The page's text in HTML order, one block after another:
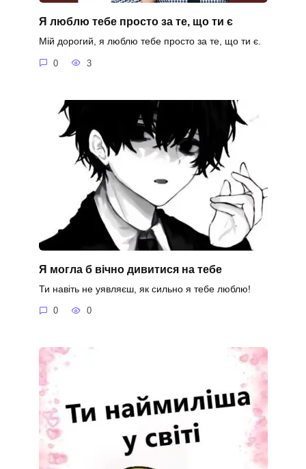
Я люблю тебе просто за те, що ти є
Мій дорогий, я люблю тебе просто за те, що ти є.
0 3
Я могла б вічно дивитися на тебе
Ти навіть не уявляєш, як сильно я тебе люблю!
0 0